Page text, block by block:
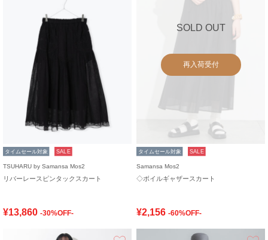
タイムセール対象 SALE
TSUHARU by Samansa Mos2
リバーレースピンタックスカート
¥13,860 -30%OFF-
SOLD OUT
再入荷受付
タイムセール対象 SALE
Samansa Mos2
◇ボイルギャザースカート
¥2,156 -60%OFF-